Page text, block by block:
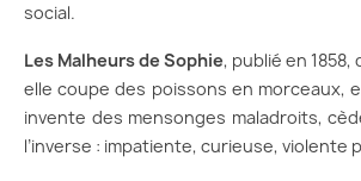
social.
Les Malheurs de Sophie, publié en
elle coupe des poissons en morceaux,
invente des mensonges maladroits,
l’inverse : impatiente, curieuse,